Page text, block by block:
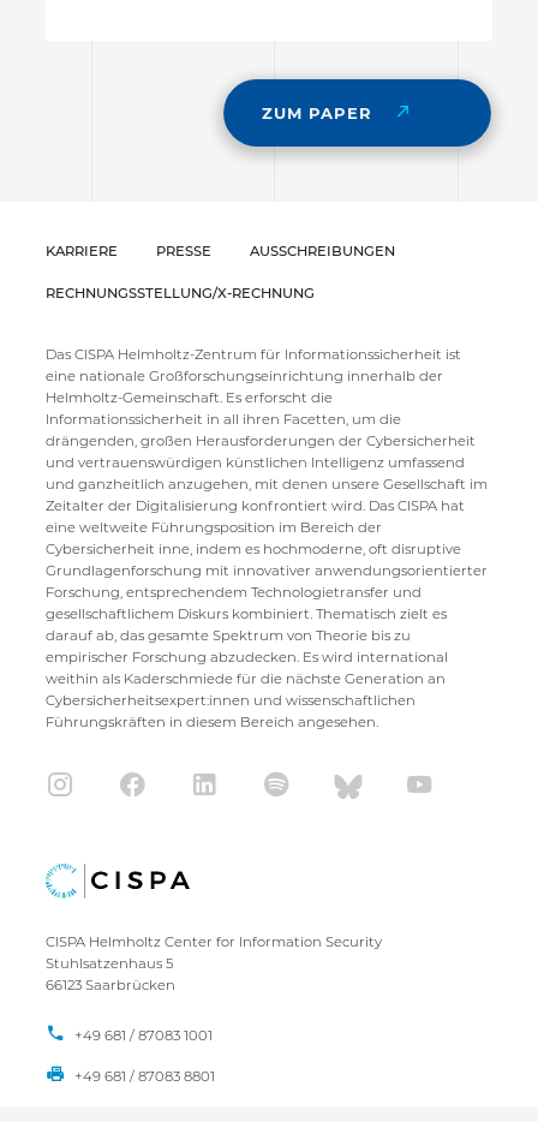
ZUM PAPER
KARRIERE PRESSE AUSSCHREIBUNGEN
RECHNUNGSSTELLUNG/X-RECHNUNG
Das CISPA Helmholtz-Zentrum für Informationssicherheit ist
eine nationale Großforschungseinrichtung innerhalb der
Helmholtz-Gemeinschaft. Es erforscht die
Informationssicherheit in all ihren Facetten, um die
drängenden, großen Herausforderungen der Cybersicherheit
und vertrauenswürdigen künstlichen Intelligenz umfassend
und ganzheitlich anzugehen, mit denen unsere Gesellschaft im
Zeitalter der Digitalisierung konfrontiert wird. Das CISPA hat
eine weltweite Führungsposition im Bereich der
Cybersicherheit inne, indem es hochmoderne, oft disruptive
Grundlagenforschung mit innovativer anwendungsorientierter
Forschung, entsprechendem Technologietransfer und
gesellschaftlichem Diskurs kombiniert. Thematisch zielt es
darauf ab, das gesamte Spektrum von Theorie bis zu
empirischer Forschung abzudecken. Es wird international
weithin als Kaderschmiede für die nächste Generation an
Cybersicherheitsexpert:innen und wissenschaftlichen
Führungskräften in diesem Bereich angesehen.
CISPA Helmholtz Center for Information Security
Stuhlsatzenhaus 5
66123 Saarbrücken
+49 681 / 87083 1001
+49 681 / 87083 8801